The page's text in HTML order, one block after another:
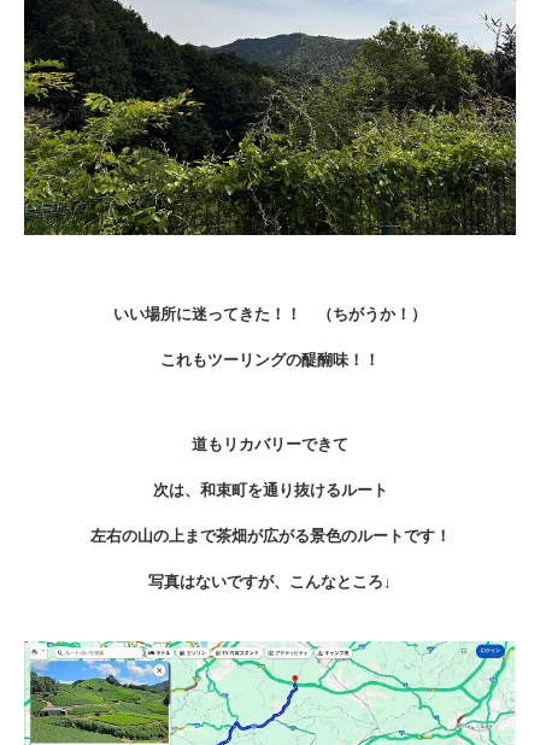
いい場所に迷ってきた！！ （ちがうか！）
これもツーリングの醍醐味！！
道もリカバリーできて
次は、和束町を通り抜けるルート
左右の山の上まで茶畑が広がる景色のルートです！
写真はないですが、こんなところ↓